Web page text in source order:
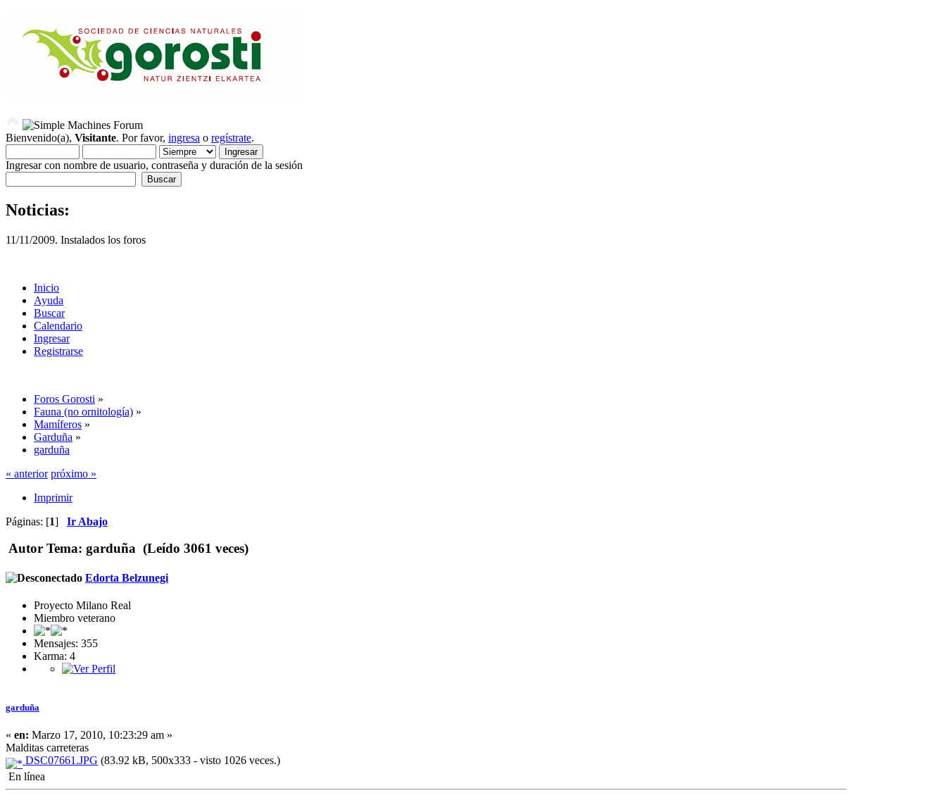
Bienvenido(a), Visitante. Por favor, ingresa o regístrate.
Ingresar con nombre de usuario, contraseña y duración de la sesión
Noticias:
11/11/2009. Instalados los foros
Inicio
Ayuda
Buscar
Calendario
Ingresar
Registrarse
Foros Gorosti »
Fauna (no ornitología) »
Mamíferos »
Garduña »
garduña
« anterior próximo »
Imprimir
Páginas: [1] Ir Abajo
Autor Tema: garduña (Leído 3061 veces)
Edorta Belzunegi
Proyecto Milano Real
Miembro veterano
Mensajes: 355
Karma: 4
garduña
« en: Marzo 17, 2010, 10:23:29 am »
Malditas carreteras
DSC07661.JPG (83.92 kB, 500x333 - visto 1026 veces.)
En línea